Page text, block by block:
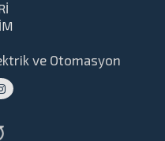
ve Otomasyon